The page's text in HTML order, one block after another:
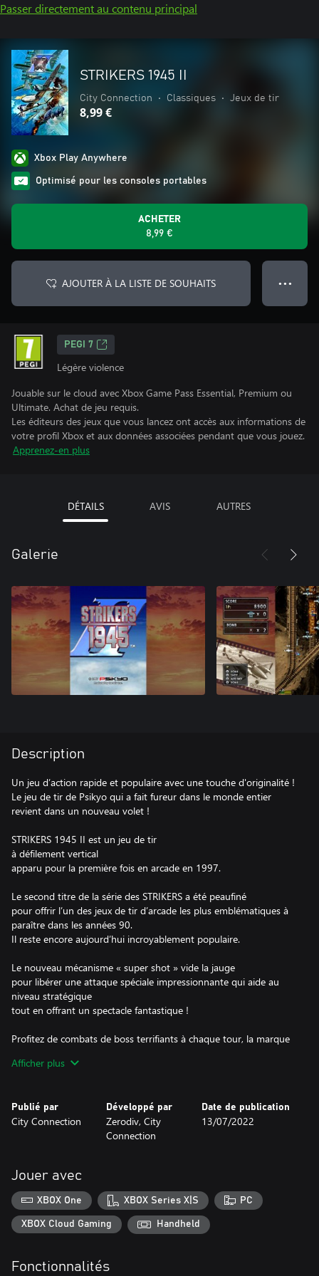
Passer directement au contenu principal
STRIKERS 1945 II
City Connection • Classiques • Jeux de tir
8,99 €
Xbox Play Anywhere
Optimisé pour les consoles portables
ACHETER
8,99 €
AJOUTER À LA LISTE DE SOUHAITS ● ● ●
PEGI 7
Légère violence
Jouable sur le cloud avec Xbox Game Pass Essential, Premium ou
Ultimate. Achat de jeu requis.
Les éditeurs des jeux que vous lancez ont accès aux informations de
votre profil Xbox et aux données associées pendant que vous jouez.
Apprenez-en plus
DÉTAILS AVIS AUTRES
Galerie
Description
Un jeu d’action rapide et populaire avec une touche d'originalité !
Le jeu de tir de Psikyo qui a fait fureur dans le monde entier
revient dans un nouveau volet !
STRIKERS 1945 II est un jeu de tir
à défilement vertical
apparu pour la première fois en arcade en 1997.
Le second titre de la série des STRIKERS a été peaufiné
pour offrir l’un des jeux de tir d’arcade les plus emblématiques à
paraître dans les années 90.
Il reste encore aujourd’hui incroyablement populaire.
Le nouveau mécanisme « super shot » vide la jauge
pour libérer une attaque spéciale impressionnante qui aide au
niveau stratégique
tout en offrant un spectacle fantastique !
Profitez de combats de boss terrifiants à chaque tour, la marque
Les légendaires Psikyo Bullets sont à vos trousses !
Choisissez la difficulté, le nombre de vies maximum, le nombre de
crédits maximum, les touches de contrôle,
ainsi que l’orientation du jeu à votre gré pour que le jeu soit juste
N’oubliez pas les nouveaux classements en ligne !
Avez-vous l’étoffe du meilleur STRIKER au monde ?
Unités :
Six combattants de la période la Guerre mondiale à votre service,
Les objets avec un P renforcent votre unité et y ajoutent des
Afficher plus
Publié par
City Connection
Développé par
Zerodiv, City
Connection
Date de publication
13/07/2022
Jouer avec
XBOX One XBOX Series X|S PC
XBOX Cloud Gaming Handheld
Fonctionnalités